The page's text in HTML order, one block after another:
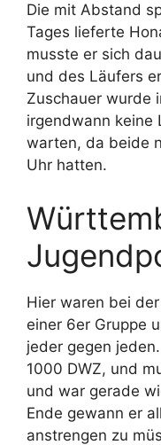
Die mit Abstand
Tages lieferte
musste er sich
und des Läufers
Zuschauer wurde
irgendwann keine
warten, da beide
Uhr hatten.
Hier waren bei
einer 6er Gruppe
jeder gegen
1000 DWZ, und
und war gerade
Ende gewann er
anstrengen zu